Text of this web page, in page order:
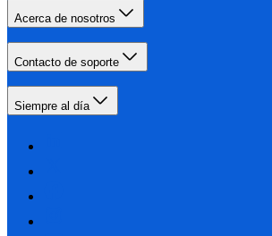
Acerca de nosotros
Contacto de soporte
Siempre al día